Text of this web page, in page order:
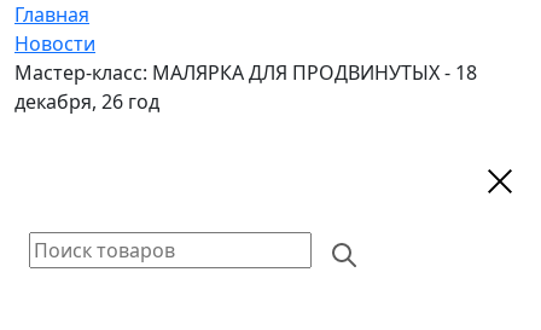
Главная
Новости
Мастер-класс: МАЛЯРКА ДЛЯ ПРОДВИНУТЫХ - 18
декабря, 26 год